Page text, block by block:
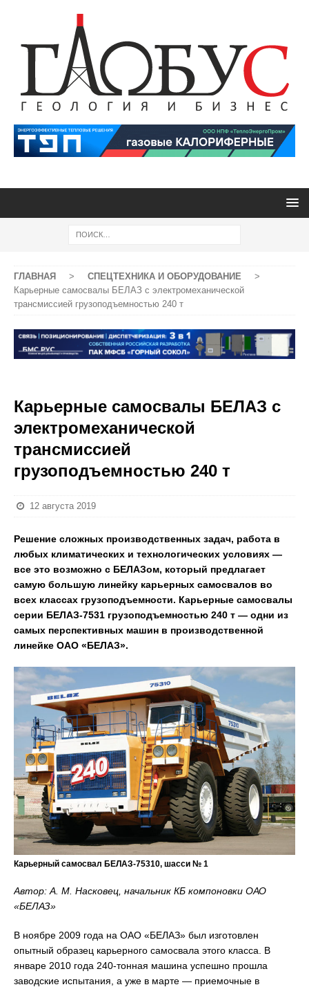
ГЛАВНАЯ > СПЕЦТЕХНИКА И ОБОРУДОВАНИЕ
>
Карьерные самосвалы БЕЛАЗ с электромеханической
трансмиссией грузоподъемностью 240 т
Карьерные самосвалы БЕЛАЗ с
электромеханической
трансмиссией
грузоподъемностью 240 т
12 августа 2019
Решение сложных производственных задач, работа в
любых климатических и технологических условиях —
все это возможно с БЕЛАЗом, который предлагает
самую большую линейку карьерных самосвалов во
всех классах грузоподъемности. Карьерные самосвалы
серии БЕЛАЗ-7531 грузоподъемностью 240 т — одни из
самых перспективных машин в производственной
линейке ОАО «БЕЛАЗ».
Карьерный самосвал БЕЛАЗ-75310, шасси № 1
Автор: А. М. Насковец, начальник КБ компоновки ОАО
«БЕЛАЗ»
В ноябре 2009 года на ОАО «БЕЛАЗ» был изготовлен
опытный образец карьерного самосвала этого класса. В
январе 2010 года 240-тонная машина успешно прошла
заводские испытания, а уже в марте — приемочные в